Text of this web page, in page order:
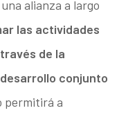
alianza a largo
las actividades
de la
conjunto
permitirá a